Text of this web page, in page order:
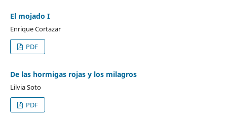
El mojado I
Enrique Cortazar
PDF
De las hormigas rojas y los milagros
Lilvia Soto
PDF